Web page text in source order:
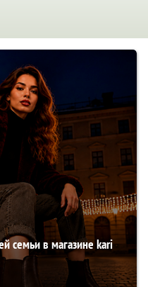
семьи в магазине kari